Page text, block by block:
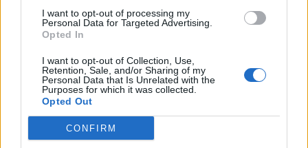
I want to opt-out of processing my
Personal Data for Targeted Advertising.
Opted In
I want to opt-out of Collection, Use,
Retention, Sale, and/or Sharing of my
Personal Data that Is Unrelated with the
Purposes for which it was collected.
Opted Out
CONFIRM
possono essere automaticamente pubblicati senza filtro preventivo. I commenti
che includano uno o più link a siti esterni verranno rimossi in automatico dal